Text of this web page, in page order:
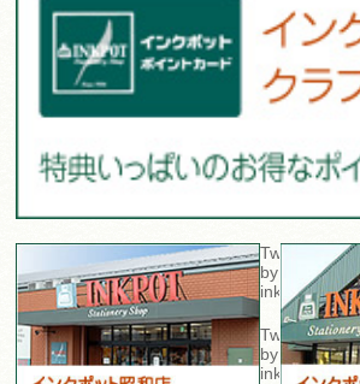
Tweets
by
inkpot_sta
Tweets
by
inkpot_isawa